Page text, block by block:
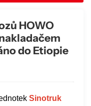
HOWO
do Etiopie
Sinotruk